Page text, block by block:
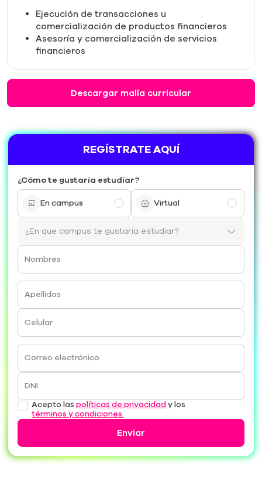
Ejecución de transacciones u
comercialización de productos financieros
Asesoría y comercialización de servicios
financieros
Descargar malla curricular
REGÍSTRATE AQUÍ
¿Cómo te gustaría estudiar?
En campus Virtual
Nombres
Apellidos
Celular
Correo electrónico
DNI
Acepto las políticas de privacidady los
términos y condiciones.
Enviar